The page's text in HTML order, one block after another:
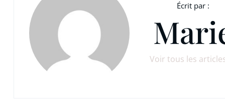
Écrit par :
Voir tous les